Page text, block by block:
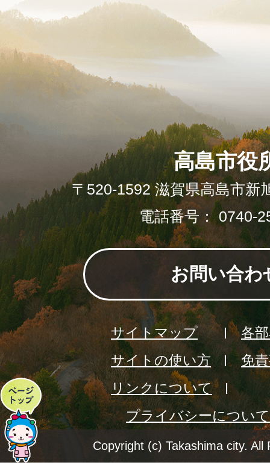
ペ
ー
ジ
高島市役
〒520-1592 滋賀県高島市新
電話番号： 0740-
お問い合わ
サイトマップ
各
サイトの使い方
免
リンクについて
プライバシーについて
Copyright (c) Takashima city. All